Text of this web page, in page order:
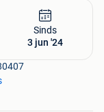
+5500€
prijzen van
Sinds
3 jun '24